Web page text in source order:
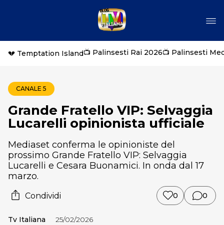
💔 Temptation Island📺 Palinsesti Rai 2026📺 Palinsesti
CANALE 5
Grande Fratello VIP: Selvaggia
Lucarelli opinionista ufficiale
Mediaset conferma le opinioniste del
prossimo Grande Fratello VIP: Selvaggia
Lucarelli e Cesara Buonamici. In onda dal 17
marzo.
Condividi 0 0
Tv Italiana 25/02/2026